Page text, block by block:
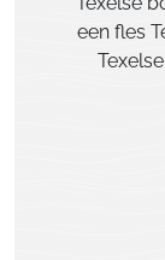
een fles